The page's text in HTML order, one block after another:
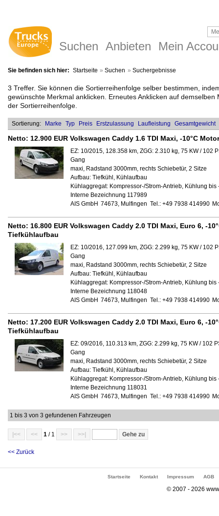
Suchen Anbieten Mein
Sie befinden sich hier: Startseite » Suchen » Suchergebnisse
3 Treffer. Sie können die Sortierreihenfolge selber bestimmen,
gewünschte Merkmal anklicken. Erneutes Anklicken auf
der Sortierreihenfolge.
Sortierung: Marke Typ Preis Erstzulassung Laufleistung Gesamtgewicht
Netto: 12.900 EUR Volkswagen Caddy 1.6 TDI Maxi, -10°C
EZ: 10/2015, 128.358 km, ZGG: 2.310 kg, 75 KW / 102
Gang
maxi, Radstand 3000mm, rechts Schiebetür, 2 Sitze
Aufbau: Tiefkühl, Kühlaufbau
Kühlaggregat: Kompressor-/Strom-Antrieb, Kühlung bis
Interne Bezeichnung 117989
AIS GmbH 74673, Mulfingen Tel.: +49 7938 414990
Netto: 16.800 EUR Volkswagen Caddy 2.0 TDI Maxi, Euro 6, -
Tiefkühlaufbau
EZ: 10/2016, 127.099 km, ZGG: 2.299 kg, 75 KW / 102
Gang
maxi, Radstand 3000mm, rechts Schiebetür, 2 Sitze
Aufbau: Tiefkühl, Kühlaufbau
Kühlaggregat: Kompressor-/Strom-Antrieb, Kühlung bis
Interne Bezeichnung 118048
AIS GmbH 74673, Mulfingen Tel.: +49 7938 414990
Netto: 17.200 EUR Volkswagen Caddy 2.0 TDI Maxi, Euro 6, -
Tiefkühlaufbau
EZ: 09/2016, 110.313 km, ZGG: 2.299 kg, 75 KW / 102
Gang
maxi, Radstand 3000mm, rechts Schiebetür, 2 Sitze
Aufbau: Tiefkühl, Kühlaufbau
Kühlaggregat: Kompressor-/Strom-Antrieb, Kühlung bis
Interne Bezeichnung 118031
AIS GmbH 74673, Mulfingen Tel.: +49 7938 414990
1 bis 3 von 3 gefundenen Fahrzeugen
|<< << 1 / 1 >> >>|
<< Zurück
Startseite Kontakt Impressum AGB
© 2007 - 2026